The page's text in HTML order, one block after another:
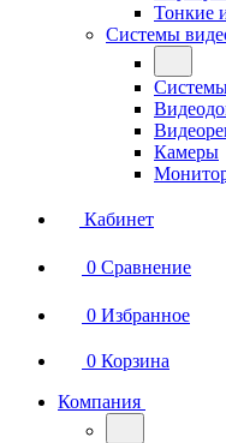
Тонкие
Системы
Камеры
Кабинет
0 Сравнение
0 Избранное
0 Корзина
Компания